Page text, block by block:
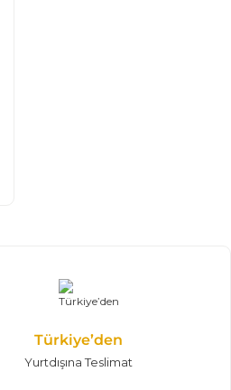
Türkiye’den
Yurtdışına Teslimat